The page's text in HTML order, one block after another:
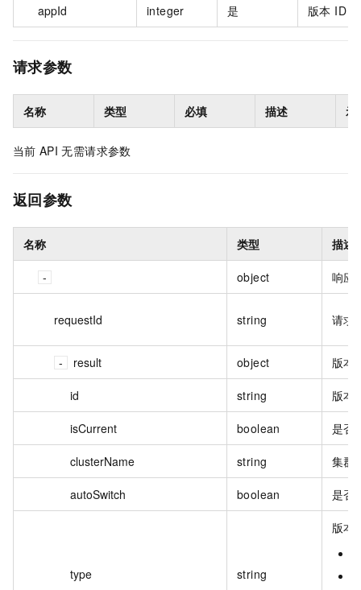
appId integer 是 版本 ID
请求参数
名称 类型 必填 描述 示
当前 API 无需请求参数
返回参数
名称 类型 描述
object 响应
requestId string 请求
result object 版本
id string 版本
isCurrent boolean 是否
clusterName string 集群
autoSwitch boolean 是否
type string
版本